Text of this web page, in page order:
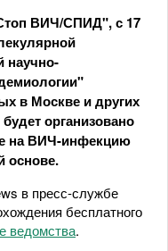
ВИЧ/СПИД", с 17
научно-
в Москве и других
организовано
на ВИЧ-инфекцию
основе.
в пресс-службе
бесплатного
ведомства.